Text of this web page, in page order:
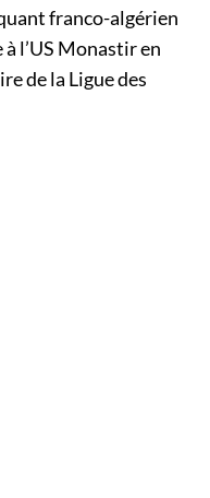
franco-algérien
à l’US Monastir en
de la Ligue des